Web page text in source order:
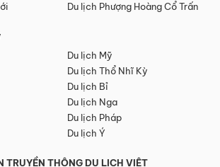
Du lịch Phượng Hoàng Cổ Trấn
Du lịch Mỹ
Du lịch Thổ Nhĩ Kỳ
Du lịch Bỉ
Du lịch Nga
Du lịch Pháp
Du lịch Ý
TRUYỀN THÔNG DU LỊCH VIỆT